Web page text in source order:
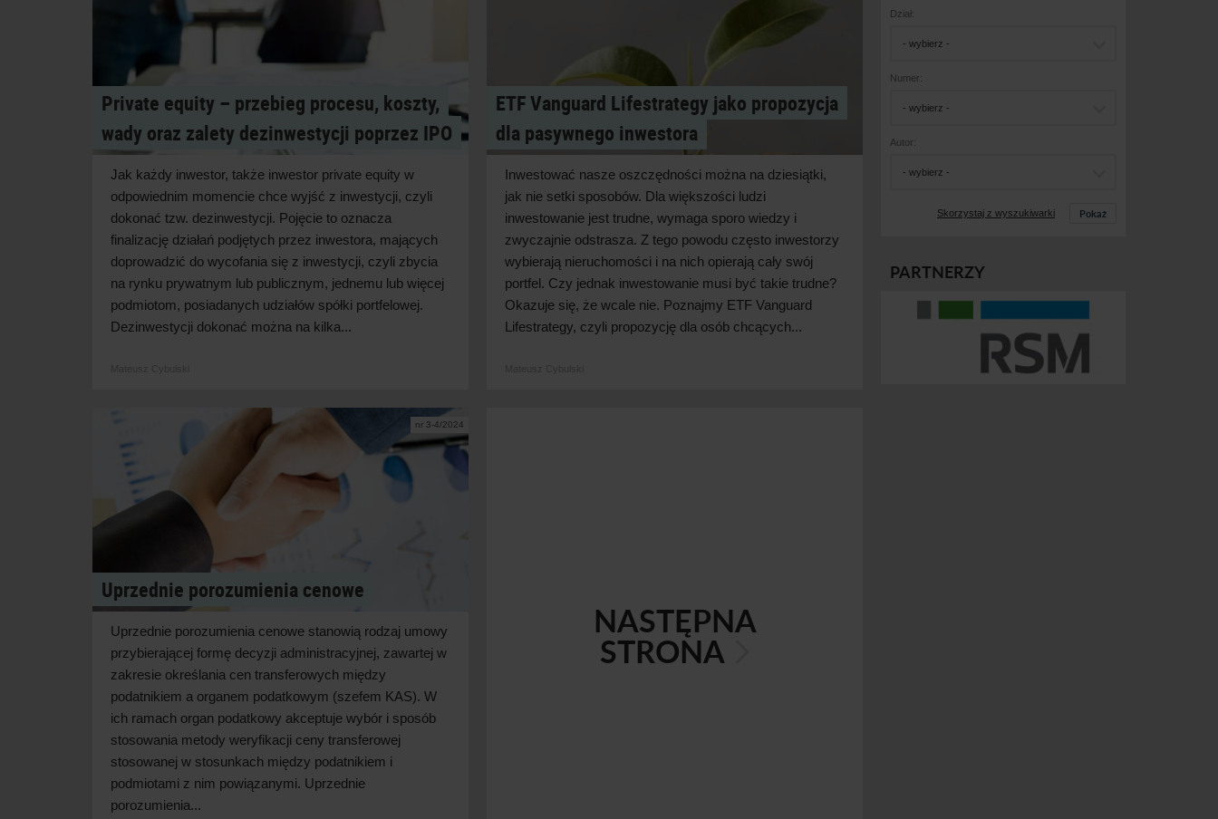
Private equity – przebieg procesu, koszty,
wady oraz zalety dezinwestycji poprzez IPO
Jak każdy inwestor, także inwestor private equity w
odpowiednim momencie chce wyjść z inwestycji, czyli
dokonać tzw. dezinwestycji. Pojęcie to oznacza
finalizację działań podjętych przez inwestora, mających
doprowadzić do wycofania się z inwestycji, czyli zbycia
na rynku prywatnym lub publicznym, jednemu lub więcej
podmiotom, posiadanych udziałów spółki portfelowej.
Dezinwestycji dokonać można na kilka...
ETF Vanguard Lifestrategy jako propozycja
dla pasywnego inwestora
Inwestować nasze oszczędności można na dziesiątki,
jak nie setki sposobów. Dla większości ludzi
inwestowanie jest trudne, wymaga sporo wiedzy i
zwyczajnie odstrasza. Z tego powodu często inwestorzy
wybierają nieruchomości i na nich opierają cały swój
portfel. Czy jednak inwestowanie musi być takie trudne?
Okazuje się, że wcale nie. Poznajmy ETF Vanguard
Lifestrategy, czyli propozycję dla osób chcących...
nr 3-4/2024
Uprzednie porozumienia cenowe
Uprzednie porozumienia cenowe stanowią rodzaj umowy
przybierającej formę decyzji administracyjnej, zawartej w
zakresie określania cen transferowych między
podatnikiem a organem podatkowym (szefem KAS). W
ich ramach organ podatkowy akceptuje wybór i sposób
stosowania metody weryfikacji ceny transferowej
stosowanej w stosunkach między podatnikiem i
podmiotami z nim powiązanymi. Uprzednie
porozumienia...
NASTĘPNA
STRONA
Dział:
- wybierz -
Numer:
- wybierz -
Autor:
- wybierz -
Skorzystaj z wyszukiwarki Pokaż
PARTNERZY